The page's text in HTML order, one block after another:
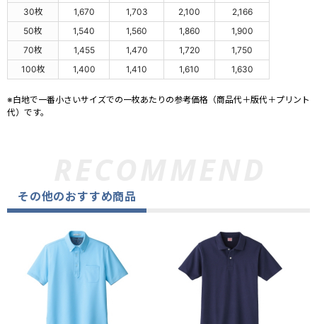
30枚
1,670 1,703 2,100
2,166
50枚
1,540 1,560 1,860
1,900
70枚
1,455 1,470 1,720
1,750
100枚
1,400 1,410 1,610 1,630
※白地で一番小さいサイズでの一枚あたりの参考価格（商品代＋版代＋プリント
代）です。
その他のおすすめ商品